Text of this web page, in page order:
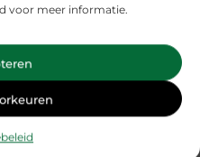
voor meer informatie.